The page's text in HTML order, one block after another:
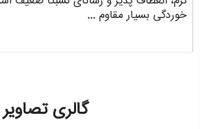
خوردگی بسیار مقاوم ...
گالری تصاویر